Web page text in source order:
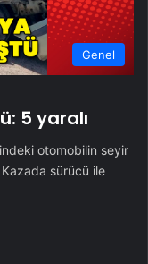
Genel
5 yaralı
otomobilin seyir
sürücü ile